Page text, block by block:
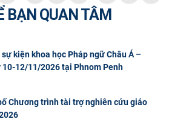
BẠN QUAN TÂM
kiện khoa học Pháp ngữ Châu Á –
10-12/11/2026 tại Phnom Penh
Chương trình tài trợ nghiên cứu giáo